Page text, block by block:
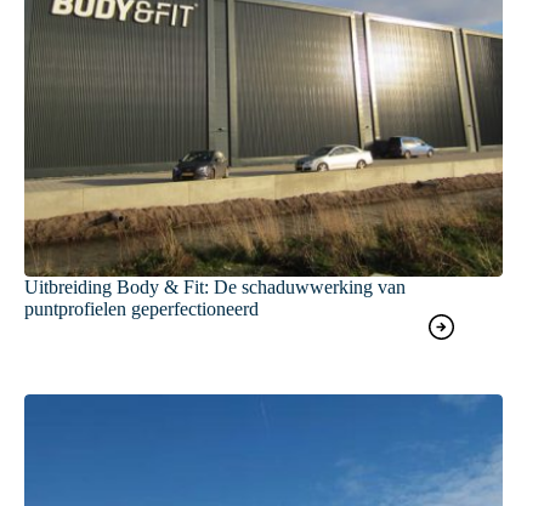
Uitbreiding Body & Fit: De schaduwwerking van
puntprofielen geperfectioneerd